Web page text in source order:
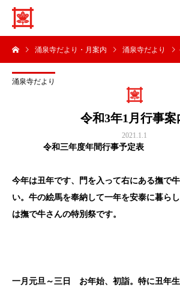
涌泉寺だより・月案内 涌泉寺だより
涌泉寺だより
令和3年1月行事案
2021.1.1
令和三年度年間行事予定表
今年は丑年です、門を入って右にある撫で
い。牛の絵馬を奉納して一年を安泰に暮ら
は撫で牛さんの特別祭です。
一月元旦～三日 お年始、初詣。特に丑年